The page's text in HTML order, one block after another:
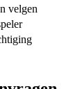
velgen